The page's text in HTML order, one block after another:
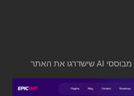
שלושה תוספי וורדפרס מבוססי AI שישדרגו את האתר